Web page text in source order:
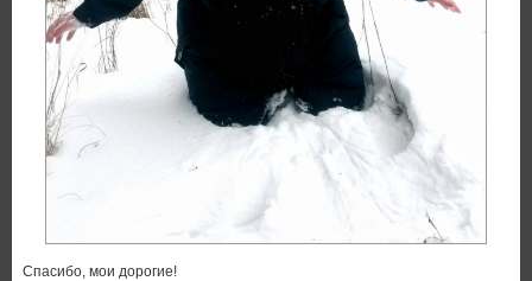
Спасибо, мои дорогие!